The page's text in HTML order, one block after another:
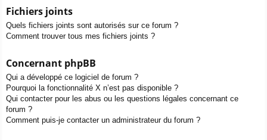
Fichiers joints
Quels fichiers joints sont autorisés sur ce forum ?
Comment trouver tous mes fichiers joints ?
Concernant phpBB
Qui a développé ce logiciel de forum ?
Pourquoi la fonctionnalité X n’est pas disponible ?
Qui contacter pour les abus ou les questions légales concernant ce
forum ?
Comment puis-je contacter un administrateur du forum ?